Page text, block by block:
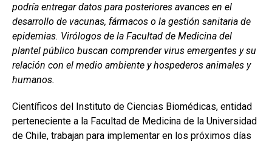
podría entregar datos para posteriores avances en el
desarrollo de vacunas, fármacos o la gestión sanitaria de
epidemias. Virólogos de la Facultad de Medicina del
plantel público buscan comprender virus emergentes y su
relación con el medio ambiente y hospederos animales y
humanos.
Científicos del Instituto de Ciencias Biomédicas, entidad
perteneciente a la Facultad de Medicina de la Universidad
de Chile, trabajan para implementar en los próximos días